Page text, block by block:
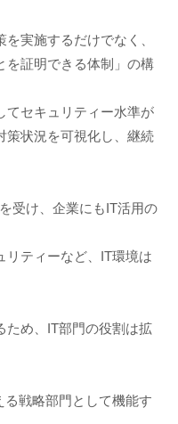
実施するだけでなく、
を証明できる体制」の構
てセキュリティー水準が
策状況を可視化し、継続
受け、企業にもIT活用の
リティーなど、IT環境は
ため、IT部門の役割は拡
戦略部門として機能す